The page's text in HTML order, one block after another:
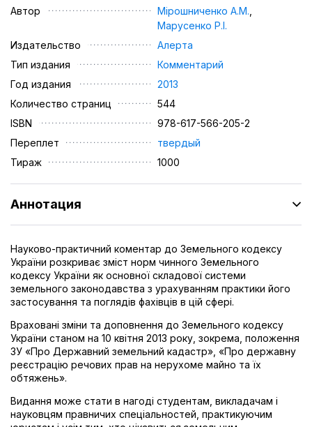
Автор Мірошниченко А.М.
Марусенко Р.І.
Издательство
Алерта
Тип издания
Комментарий
Год издания
2013
Количество страниц
544
ISBN
978-617-566-205-2
Переплет
твердый
Тираж
1000
Аннотация
Науково-практичний коментар до Земельного кодексу
України розкриває зміст норм чинного Земельного
кодексу України як основної складової системи
земельного законодавства з урахуванням практики його
застосування та поглядів фахівців в цій сфері.
Враховані зміни та доповнення до Земельного кодексу
України станом на 10 квітня 2013 року, зокрема, положення
ЗУ «Про Державний земельний кадастр», «Про державну
реєстрацію речових прав на нерухоме майно та їх
обтяжень».
Видання може стати в нагоді студентам, викладачам і
науковцям правничих спеціальностей, практикуючим